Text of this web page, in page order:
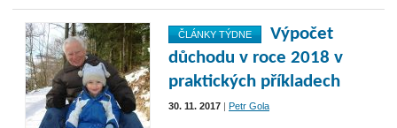
ČLÁNKY TÝDNE
Výpočet
důchodu v roce 2018 v
praktických příkladech
30. 11. 2017 Petr Gola